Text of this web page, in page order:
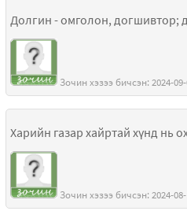
Долгин - омголон, догшивтор;